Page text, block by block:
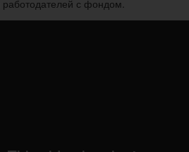
с фондом.